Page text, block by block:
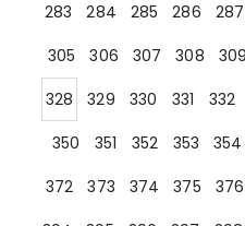
283
284 285 286 287
305
306 307 308 309
328
329 330 331 332
350
351 352 353 354
372
373 374 375 376